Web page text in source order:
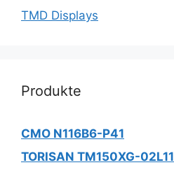
TMD Displays
Produkte
CMO N116B6-P41
TORISAN TM150XG-02L11